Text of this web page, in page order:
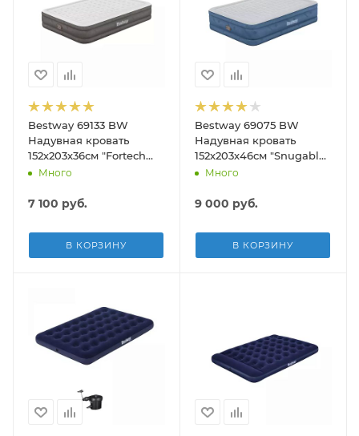
Bestway 69133 BW
Надувная кровать
152х203х36см "Fortech
Air" встр.насос 220В, до
Много
7 100 руб.
В КОРЗИНУ
Bestway 69075 BW
Надувная кровать
152х203х46см "Snugable
Top" встр.насос 220В, до
Много
9 000 руб.
В КОРЗИНУ